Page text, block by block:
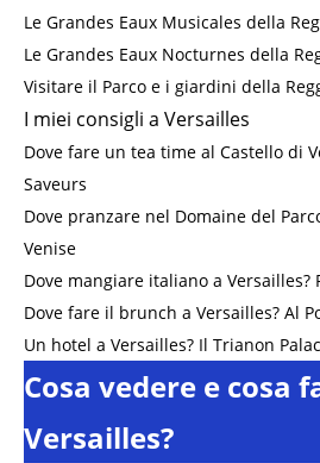
Le Grandes Eaux Musicales della
Le Grandes Eaux Nocturnes della
Visitare il Parco e i giardini della
I miei consigli a Versailles
Dove fare un tea time al Castello di
Saveurs
Dove pranzare nel Domaine del
Venise
Dove mangiare italiano a Versailles?
Dove fare il brunch a Versailles? Al
Un hotel a Versailles? Il Trianon
Cosa vedere e cosa
Versailles?